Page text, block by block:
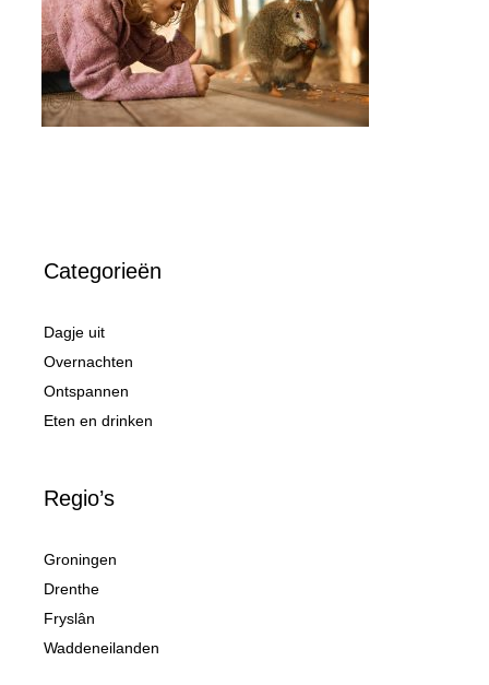
Categorieën
Dagje uit
Overnachten
Ontspannen
Eten en drinken
Regio’s
Groningen
Drenthe
Fryslân
Waddeneilanden